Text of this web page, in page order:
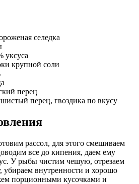
селедка
уксуса
крупной соли
перец
перец, гвоздика по вкусу
рассол, для этого смешиваем
все до кипения, даем ему
У рыбы чистим чешую, отрезаем
убираем внутренности и хорошо
порционными кусочками и